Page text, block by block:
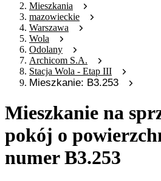
Mieszkania
mazowieckie
Warszawa
Wola
Odolany
Archicom S.A.
Stacja Wola - Etap III
Mieszkanie: B3.253
Mieszkanie na
pokój o
numer B3.253